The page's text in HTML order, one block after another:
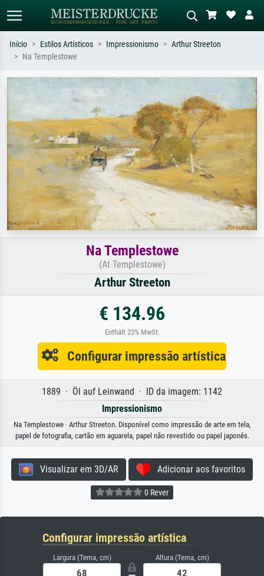
Pesquise por artista, título ou estilo –
ex: Monet, Noite Estrelada,
impressionismo, onda de Hokusai, nu.
abstrato com muito vermelho, pintura
a óleo escura, nu em pé ao lado de
uma árvore.
Início Estilos Artísticos Impressionismo
Arthur Streeton
Na Templestowe
Na Templestowe
(At Templestowe)
Arthur Streeton
€ 134.96
Enthält 23% MwSt.
Configurar impressão artística
1889 · Öl auf Leinwand · ID da imagem: 1142
Impressionismo
Na Templestowe · Arthur Streeton. Disponível como impressão de arte em tela,
papel de fotografia, cartão em aguarela, papel não revestido ou papel japonês.
Visualizar em 3D/AR Adicionar aos favoritos
0 Rever
Configurar impressão artística
Largura (Tema, cm) Altura (Tema, cm)